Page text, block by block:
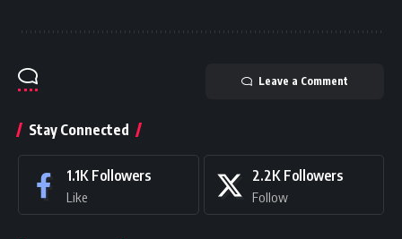
Leave a Comment
Stay Connected
1.1K Followers
Like
2.2K Followers
Follow